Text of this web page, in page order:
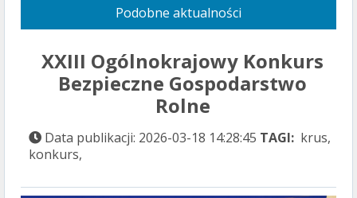
Podobne aktualności
XXIII Ogólnokrajowy Konkurs
Bezpieczne Gospodarstwo
Rolne
Data publikacji: 2026-03-18 14:28:45 TAGI: krus,
konkurs,